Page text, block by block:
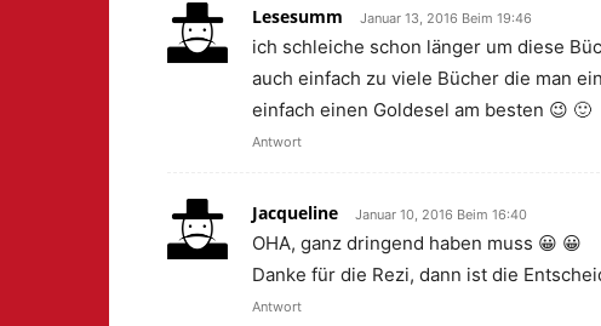
Lesesumm Januar 13, 2016 Beim 19:46
ich schleiche schon länger um diese
auch einfach zu viele Bücher die man
einfach einen Goldesel am besten 😉 🙂
Antwort
Jacqueline Januar 10, 2016 Beim 16:40
OHA, ganz dringend haben muss 😀 😀
Danke für die Rezi, dann ist die
Antwort